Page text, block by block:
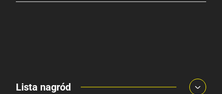
Lista nagród